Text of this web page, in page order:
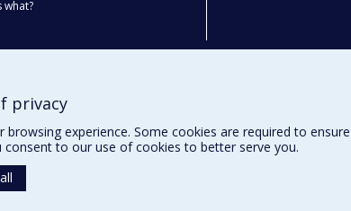
what?
privacy
experience. Some cookies are required to
to our use of cookies to better serve you.